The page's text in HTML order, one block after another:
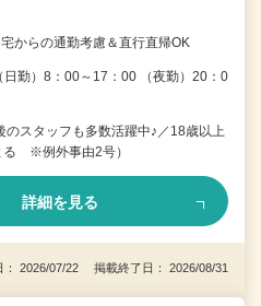
らの通勤考慮＆直行直帰OK
日勤）8：00～17：00 （夜勤）20：0
のスタッフも多数活躍中♪／18歳以上
る ※例外事由2号）
詳細を見る
： 2026/07/22 掲載終了日： 2026/08/31